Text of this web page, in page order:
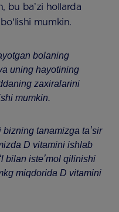
bu baʼzi hollarda
mumkin.
bolaning
uning hayotining
zaxiralarini
mumkin.
tanamizga taʼsir
D vitamini ishlab
bilan isteʼmol qilinishi
miqdorida D vitamini